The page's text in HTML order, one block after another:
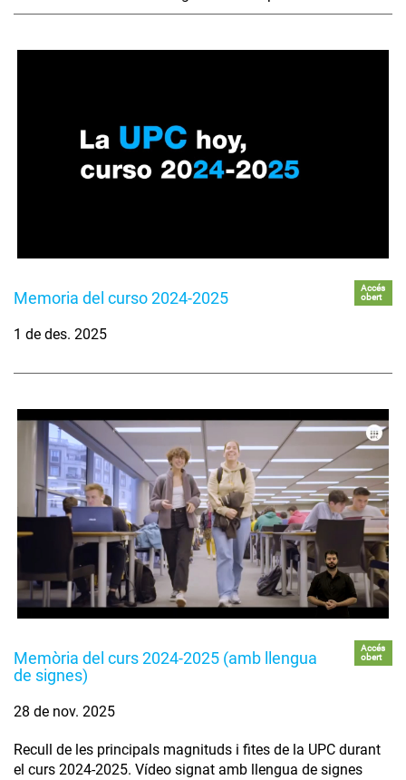
Memoria del curso 2024-2025
Accés
obert
1 de des. 2025
Memòria del curs 2024-2025 (amb llengua
de signes)
Accés
obert
28 de nov. 2025
Recull de les principals magnituds i fites de la UPC durant
el curs 2024-2025. Vídeo signat amb llengua de signes